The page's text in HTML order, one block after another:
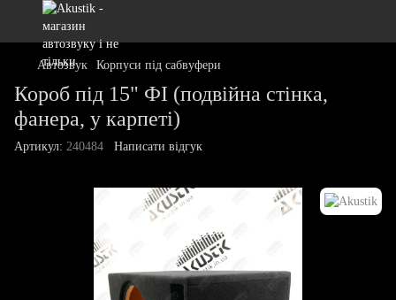
Автозвук Корпуси під сабвуфери
Короб під 15" ФІ (подвійна стінка,
фанера, у карпеті)
Артикул: 240484 Написати відгук